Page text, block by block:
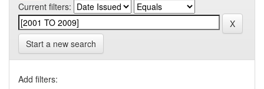
Current filters:
Start a new search
Add filters: